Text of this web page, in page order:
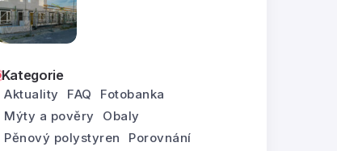
Kategorie
Aktuality FAQ
Fotobanka
Mýty a pověry
Obaly
Pěnový polystyren
Porovnání